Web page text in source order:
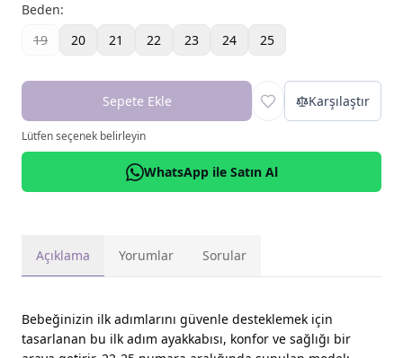
Beden:
19
20 21 22 23 24 25
Sepete Ekle Karşılaştır
Lütfen seçenek belirleyin
WhatsApp ile Satın Al
Açıklama Yorumlar Sorular
Bebeğinizin ilk adımlarını güvenle desteklemek için
tasarlanan bu ilk adım ayakkabısı, konfor ve sağlığı bir